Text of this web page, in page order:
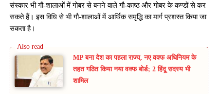
संस्कार भी गौ-शालाओं में गोबर से बनने वाले गौ-काष्ठ और गोबर के कण्डों से कर
सकते हैं। इस विधि से भी गौ-शालाओं में आर्थिक समृद्धि का मार्ग प्रशस्त किया जा
सकता है।
MP बना देश का पहला राज्य, नए वक्फ अधिनियम के
तहत गठित किया नया वक्फ बोर्ड; 2 हिंदू सदस्य भी
शामिल